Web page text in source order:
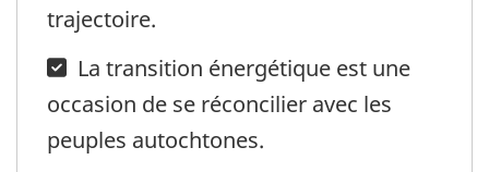
trajectoire.
La transition énergétique est une
occasion de se réconcilier avec les
peuples autochtones.